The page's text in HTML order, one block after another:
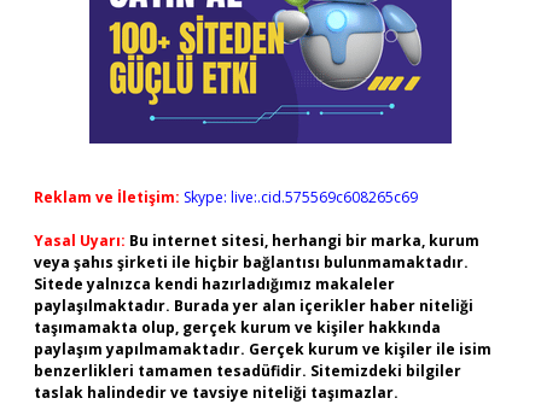
Reklam ve İletişim: Skype: live:.cid.575569c608265c69
Yasal Uyarı: Bu internet sitesi, herhangi bir marka, kurum
veya şahıs şirketi ile hiçbir bağlantısı bulunmamaktadır.
Sitede yalnızca kendi hazırladığımız makaleler
paylaşılmaktadır. Burada yer alan içerikler haber niteliği
taşımamakta olup, gerçek kurum ve kişiler hakkında
paylaşım yapılmamaktadır. Gerçek kurum ve kişiler ile isim
benzerlikleri tamamen tesadüfidir. Sitemizdeki bilgiler
taslak halindedir ve tavsiye niteliği taşımazlar.